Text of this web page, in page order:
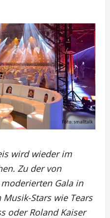
wird wieder im
Zu der von
Gala in
Stars wie Tears
oder Roland Kaiser